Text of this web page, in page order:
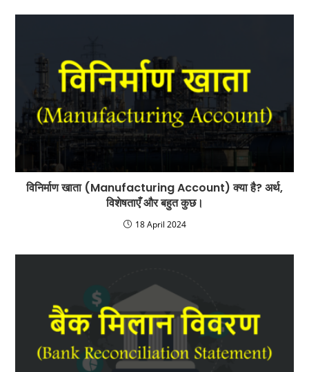
विनिर्माण खाता (Manufacturing Account) क्या है? अर्थ,
विशेषताएँ और बहुत कुछ।
18 April 2024